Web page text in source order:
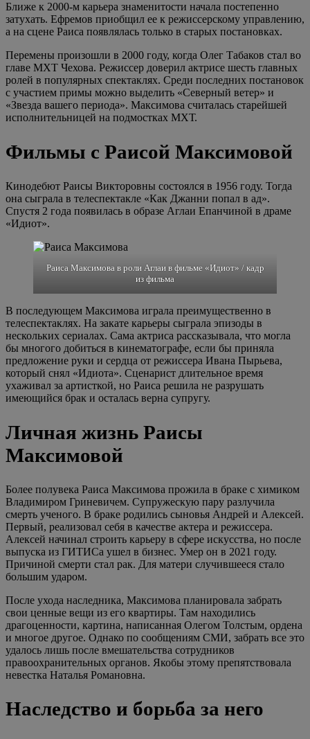
Ближе к 2000-м карьера знаменитости начала постепенно
затухать. Ефремов приобщил ее к режиссерскому управлению,
а на сцене Раиса появлялась только в старых постановках.
Перемены произошли в 2000 году, когда Олег Табаков стал во
главе МХТ Чехова. Режиссер доверил актрисе шесть главных
ролей в популярных спектаклях. Среди последних постановок
с участием примы можно выделить «Северный ветер» и
«Звезда вашего периода». Максимова считалась старейшей
исполнительницей на подмостках МХТ.
Фильмы с Раисой Максимовой
Кинодебют Раисы Викторовны состоялся в 1956 году. Тогда
она сыграла в телеспектакле «Как Джанни попал в ад».
Спустя 2 года появилась в образе Аглаи Епанчиной в драме
«Идиот».
Раиса Максимова в роли Аглаи в фильме «Идиот» / кадр
из фильма
В последующем Максимова играла преимущественно в
телеспектаклях. На закате карьеры сыграла эпизоды в
нескольких сериалах. Сама актриса рассказывала, что могла
бы многого добиться в кинематографе, если бы приняла
предложение руки и сердца от режиссера Ивана Пырьева,
который снял «Идиота». Сценарист длительное время
ухаживал за артисткой, но Раиса решила не разрушать
имеющийся брак и осталась верна супругу.
Личная жизнь Раисы
Максимовой
Более полувека Раиса Максимова прожила в браке с химиком
Владимиром Гриневичем. Супружескую пару разлучила
смерть ученого. В браке родились сыновья Андрей и Алексей.
Первый, реализовал себя в качестве актера и режиссера.
Алексей начинал строить карьеру в сфере искусства, но после
выпуска из ГИТИСа ушел в бизнес. Умер он в 2021 году.
Причиной смерти стал рак. Для матери случившееся стало
большим ударом.
После ухода наследника, Максимова планировала забрать
свои ценные вещи из его квартиры. Там находились
драгоценности, картина, написанная Олегом Толстым, ордена
и многое другое. Однако по сообщениям СМИ, забрать все это
удалось лишь после вмешательства сотрудников
правоохранительных органов. Якобы этому препятствовала
невестка Наталья Романовна.
Наследство и борьба за него